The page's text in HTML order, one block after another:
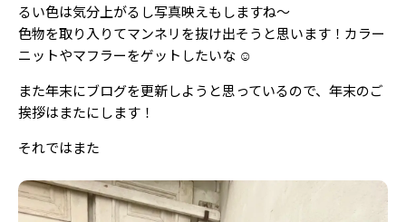
バックナンバー
INFORMATION
Seventeenについて
ST member
るい色は気分上がるし写真映えもしますね〜
色物を取り入りてマンネリを抜け出そうと思います！カラー
ニットやマフラーをゲットしたいな‪︎‬ ‪︎☺︎
また年末にブログを更新しようと思っているので、年末のご
挨拶はまたにします！
それではまた